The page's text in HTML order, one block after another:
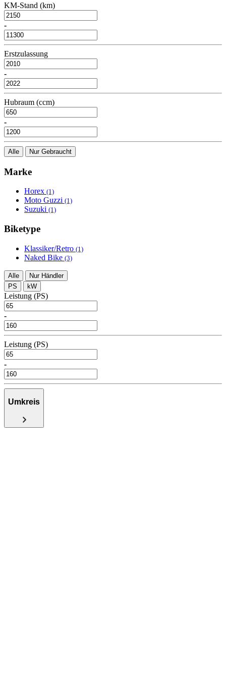
KM-Stand (km)
-
Erstzulassung
-
Hubraum (ccm)
-
Alle Nur Gebraucht
Marke
Horex (1)
Moto Guzzi (1)
Suzuki (1)
Biketype
Klassiker/Retro (1)
Naked Bike (3)
Alle
Nur Händler
PS
kW
Leistung (PS)
-
Leistung (PS)
-
Umkreis